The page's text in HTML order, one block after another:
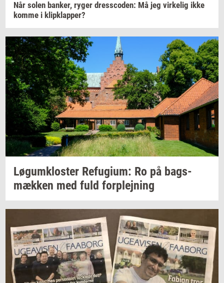
Når solen ban­ker, ryger dres­sco­den: Må jeg vir­ke­lig ikke
komme i klipklap­per?
Løgum­klo­ster Re­fu­gi­um: Ro på bags­
mæk­ken med fuld for­plej­ning